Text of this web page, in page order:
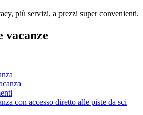
più servizi, a prezzi super convenienti.
vacanze
con accesso diretto alle piste da sci